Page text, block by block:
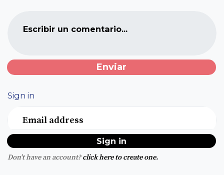
Escribir un comentario...
Sign in
Email address
Don't have an account? click here to create one.